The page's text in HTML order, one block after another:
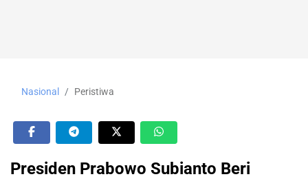
Nasional Peristiwa
Presiden Prabowo Subianto Beri